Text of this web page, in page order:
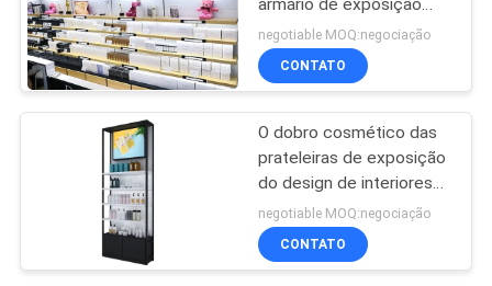
SOBRE
NÓS
EXCURSÃO
FÁBRICA
shelving da
exposição do
supermercado
39
armário de exposição
elegante da composição
negotiable MOQ:negociação
CONTATO
O dobro cosmético das
prateleiras de exposição
do design de interiores
da loja do perfume
tomou partido projeto da
coluna
negotiable MOQ:negociação
CONTATO